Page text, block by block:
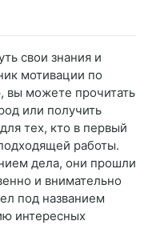
свои знания и
мотивации по
вы можете прочитать
или получить
тех, кто в первый
работы.
дела, они прошли
и внимательно
под названием
интересных